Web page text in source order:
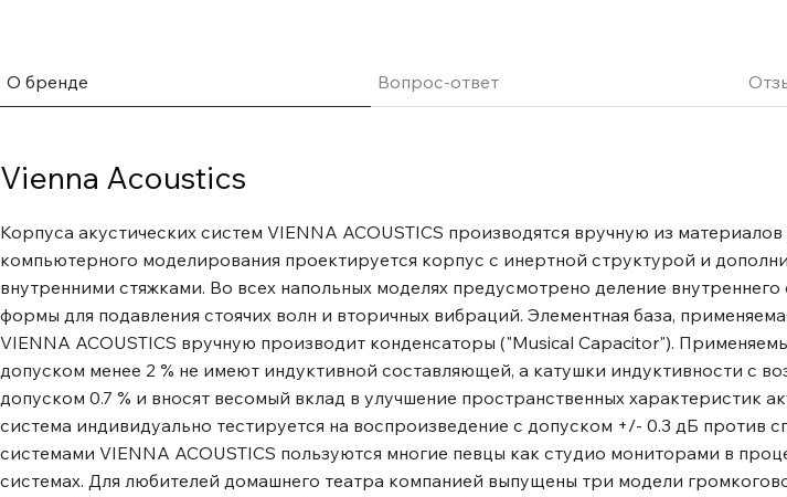
отряда Vienna Acoustics варьируются от глубокой австрийской народной музыки
до высочайших произведений свободного джаза - и многое другое между ними.
покрытием, способным раскрыть даже самые тонкие нюансы самым естественным
образом, никогда не рискуя оскорбить слух какой-либо жесткостью, и
дюймовых среднечастотных динамиках используется запатентованный материал
диффузора XPP. Сочетание TPX, уникального термопластика, используемого во
всех диффузорах XPP, с тремя синтетическими материалами на основе
полипропилена позволяет добиться максимального внутреннего демпфирования,
сверхнизкой массы и точного контроля над плотностью и жесткостью диффузора.
Этот особый материал диффузора, получивший название X3P (X3P - из-за трех
дополнительных полимеров в его составе), позволяет динамику обеспечивать
необычайно широкий диапазон частот, обладая при этом поистине удивительным
уровнем внутренней детализации, тишины и контроля. Дальнейшие звуковые
О бренде Вопрос-ответ
Vienna Acoustics
Корпуса акустических систем VIENNA ACOUSTICS производятся вручную из
компьютерного моделирования проектируется корпус с инертной структурой и
внутренними стяжками. Во всех напольных моделях предусмотрено деление
формы для подавления стоячих волн и вторичных вибраций. Элементная база,
VIENNA ACOUSTICS вручную производит конденсаторы ("Musical Capacitor").
допуском менее 2 % не имеют индуктивной составляющей, а катушки индуктивности с
допуском 0.7 % и вносят весомый вклад в улучшение пространственных характеристик
система индивидуально тестируется на воспроизведение с допуском +/- 0.3 дБ против
системами VIENNA ACOUSTICS пользуются многие певцы как студио мониторами в
системах. Для любителей домашнего театра компанией выпущены три модели